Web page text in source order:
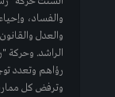
والفساد،
والعدل
الراشد. وحركة
رؤاهم وتعدد
وترفض كل